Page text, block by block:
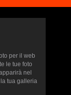
per il web
le tue foto
nel
tua galleria